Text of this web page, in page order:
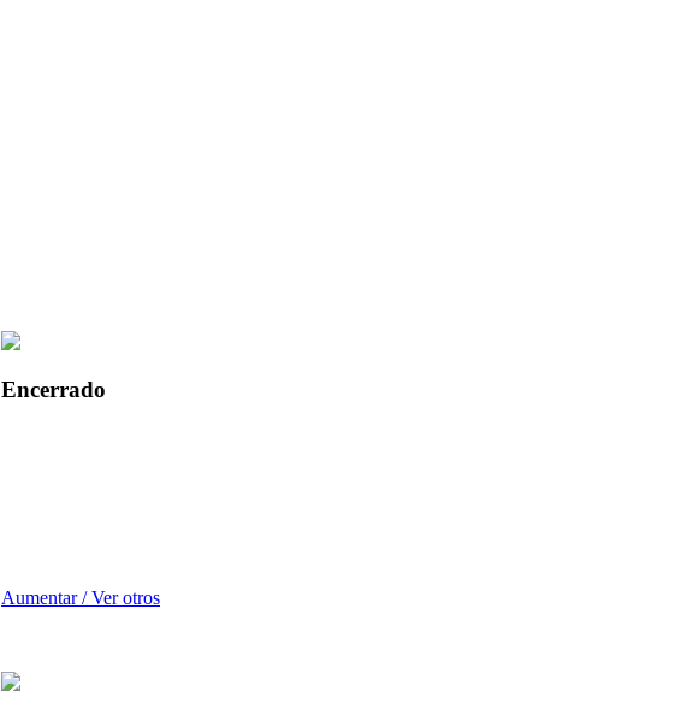
Encerrado
Aumentar / Ver otros